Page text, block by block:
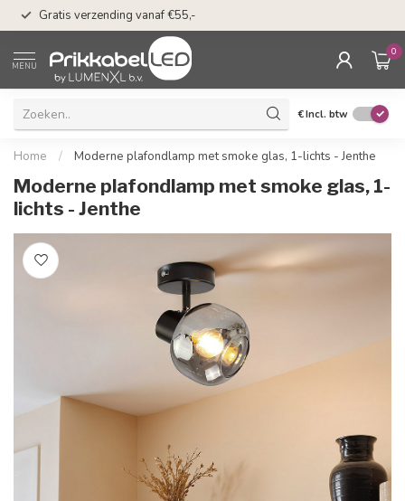
Gratis verzending vanaf €55,-
MENU
0
€Incl. btw
Home / Moderne plafondlamp met smoke glas, 1-lichts - Jenthe
Moderne plafondlamp met smoke glas, 1-
lichts - Jenthe